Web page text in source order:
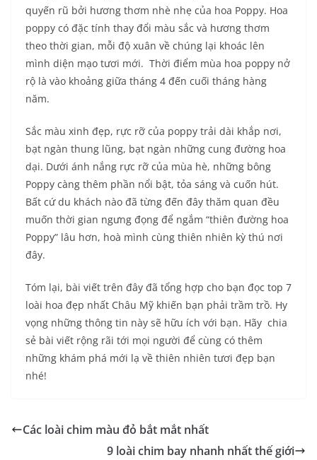
quyến rũ bởi hương thơm nhè nhẹ của hoa Poppy. Hoa
poppy có đặc tính thay đổi màu sắc và hương thơm
theo thời gian, mỗi độ xuân về chúng lại khoác lên
mình diện mạo tươi mới. Thời điểm mùa hoa poppy nở
rộ là vào khoảng giữa tháng 4 đến cuối tháng hàng
năm.
Sắc màu xinh đẹp, rực rỡ của poppy trải dài khắp nơi,
bạt ngàn thung lũng, bạt ngàn những cung đường hoa
dại. Dưới ánh nắng rực rỡ của mùa hè, những bông
Poppy càng thêm phần nổi bật, tỏa sáng và cuốn hút.
Bất cứ du khách nào đã từng đến đây thăm quan đều
muốn thời gian ngưng đọng để ngắm “thiên đường hoa
Poppy” lâu hơn, hoà mình cùng thiên nhiên kỳ thú nơi
đây.
Tóm lại, bài viết trên đây đã tổng hợp cho bạn đọc top 7
loài hoa đẹp nhất Châu Mỹ khiến bạn phải trầm trồ. Hy
vọng những thông tin này sẽ hữu ích với bạn. Hãy chia
sẻ bài viết rộng rãi tới mọi người để cùng có thêm
những khám phá mới lạ về thiên nhiên tươi đẹp bạn
nhé!
Các loài chim màu đỏ bắt mắt nhất
9 loài chim bay nhanh nhất thế giới